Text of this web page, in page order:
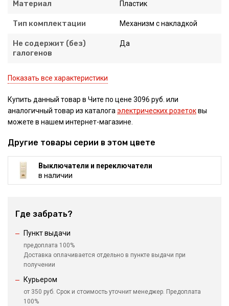
Материал Пластик
Тип комплектации Механизм с накладкой
Не содержит (без)
галогенов
Да
Показать все характеристики
Купить данный товар в Чите по цене 3096 руб. или
аналогичный товар из каталогаэлектрических розетоквы
можете в нашем интернет-магазине.
Другие товары серии в этом цвете
Выключатели и переключатели
в наличии
Где забрать?
Пункт выдачи
предоплата 100%
Доставка оплачивается отдельно в пункте выдачи при
получении
Курьером
от 350 руб. Срок и стоимость уточнит менеджер. Предоплата
100%